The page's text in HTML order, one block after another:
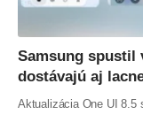
Samsung spustil
dostávajú aj
Aktualizácia One UI 8.5